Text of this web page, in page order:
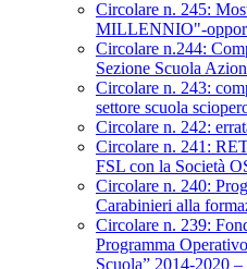
Circolare n. 245:
MILLENNIO"-
Circolare n.244:
Sezione Scuola
Circolare n. 243:
settore scuola
Circolare n. 242:
Circolare n. 241:
FSL con la Società
Circolare n. 240:
Carabinieri alla
Circolare n. 239:
Programma
Scuola” 2014-2020